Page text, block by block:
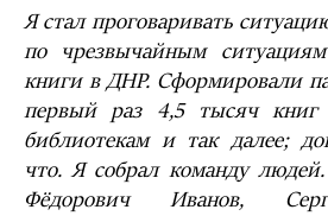
Я стал проговаривать
по чрезвычайным
книги в ДНР. Сформировали
первый раз 4,5 тысяч
библиотекам и так далее;
что. Я собрал команду
Фёдорович Иванов,